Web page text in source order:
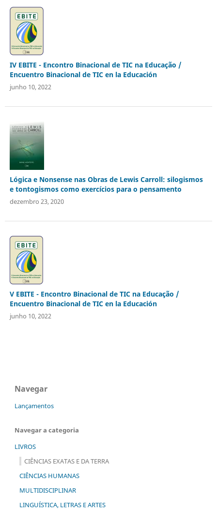
IV EBITE - Encontro Binacional de TIC na Educação /
Encuentro Binacional de TIC en la Educación
junho 10, 2022
Lógica e Nonsense nas Obras de Lewis Carroll: silogismos
e tontogismos como exercícios para o pensamento
dezembro 23, 2020
V EBITE - Encontro Binacional de TIC na Educação /
Encuentro Binacional de TIC en la Educación
junho 10, 2022
Navegar
Lançamentos
Navegar a categoria
LIVROS
CIÊNCIAS EXATAS E DA TERRA
CIÊNCIAS HUMANAS
MULTIDISCIPLINAR
LINGUÍSTICA, LETRAS E ARTES